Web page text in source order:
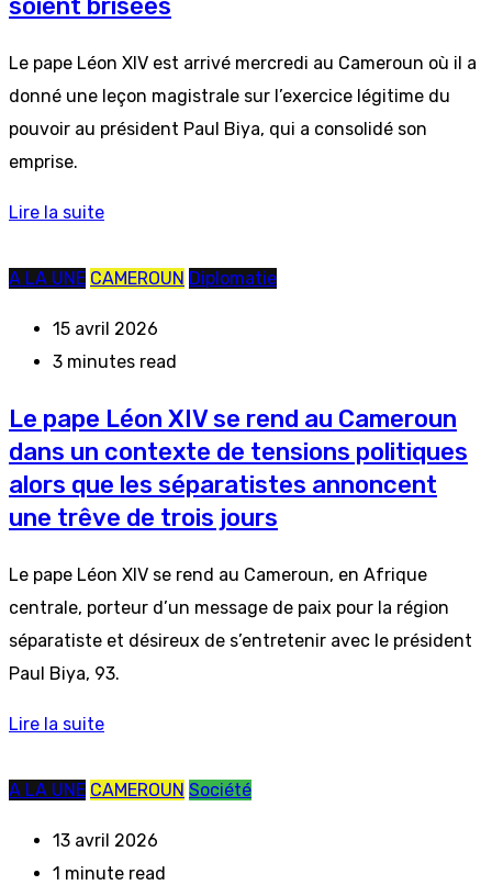
soient brisées
Le pape Léon XIV est arrivé mercredi au Cameroun où il a
donné une leçon magistrale sur l’exercice légitime du
pouvoir au président Paul Biya, qui a consolidé son
emprise.
Lire la suite
A LA UNE CAMEROUN Diplomatie
15 avril 2026
3 minutes read
Le pape Léon XIV se rend au Cameroun
dans un contexte de tensions politiques
alors que les séparatistes annoncent
une trêve de trois jours
Le pape Léon XIV se rend au Cameroun, en Afrique
centrale, porteur d’un message de paix pour la région
séparatiste et désireux de s’entretenir avec le président
Paul Biya, 93.
Lire la suite
A LA UNE CAMEROUN Société
13 avril 2026
1 minute read